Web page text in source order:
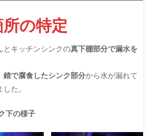
所の特定
とキッチンシンクの真下棚部分で漏水を
錆で腐食したシンク部分から水が漏れて
た。
下の様子